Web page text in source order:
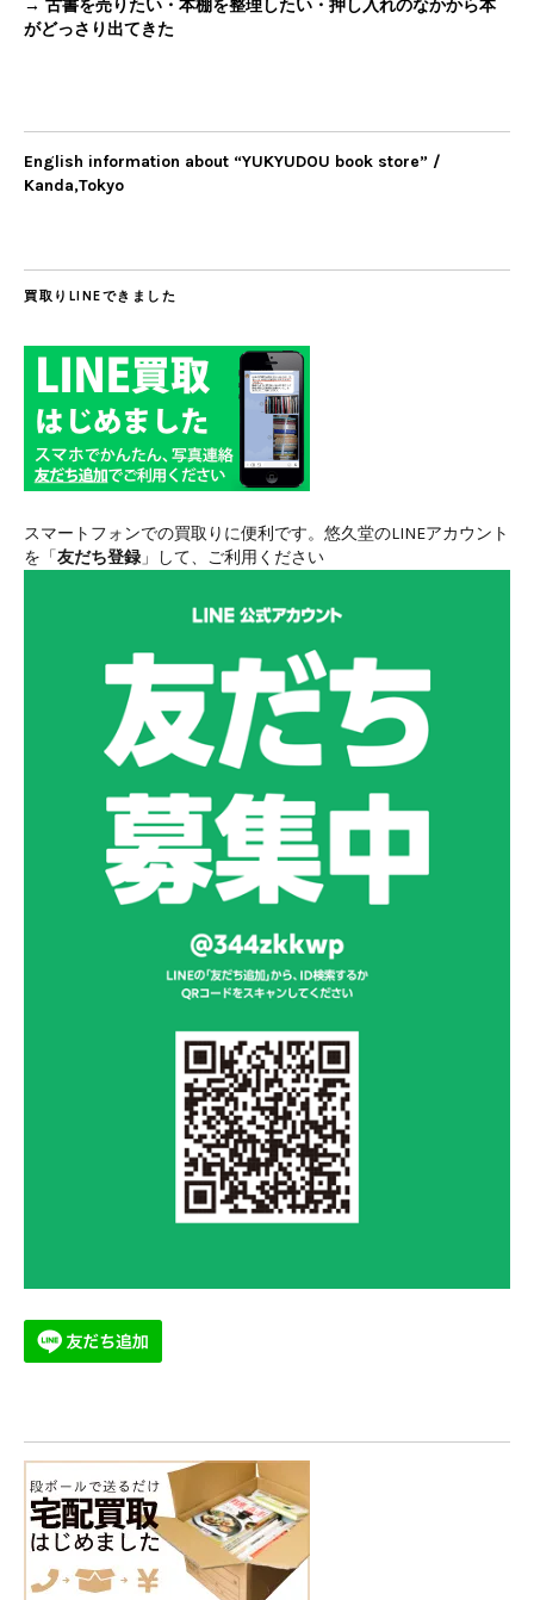
→ 古書を売りたい・本棚を整理したい・押し入れのなかから本
がどっさり出てきた
English information about “YUKYUDOU book store” /
Kanda,Tokyo
買取りLINEできました
スマートフォンでの買取りに便利です。悠久堂のLINEアカウント
を「友だち登録 」して、ご利用ください